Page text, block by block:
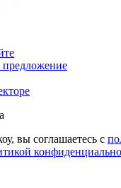
предложение
вы соглашаетесь с